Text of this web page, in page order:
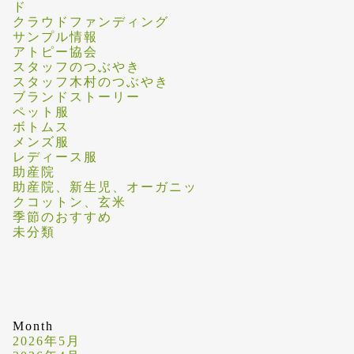
ド
クラウドファンディング
サンプル情報
アトピー協会
スタッフのつぶやき
スタッフ木村のつぶやき
ブランドストーリー
ペット服
ボトムス
メンズ服
レディース服
助産院
助産院、新生児、オーガニッ
クコットン、玄米
季節のおすすめ
未分類
Month
2026年5月